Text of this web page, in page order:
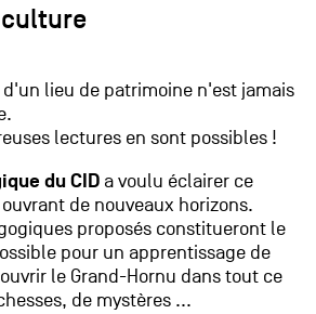
lieu de patrimoine n'est jamais
lectures en sont possibles !
du CID a voulu éclairer ce
de nouveaux horizons.
proposés constitueront le
pour un apprentissage de
le Grand-Hornu dans tout ce
de mystères ...